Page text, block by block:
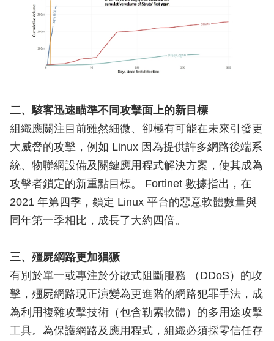
二、駭客迅速瞄準不同攻擊面上的新目標
組織應關注目前雖然細微、卻極有可能在未來引發更
大威脅的攻擊，例如 Linux 因為提供許多網路後端系
統、物聯網設備及關鍵應用程式解決方案，使其成為
攻擊者鎖定的新重點目標。 Fortinet 數據指出，在
2021 年第四季，鎖定 Linux 平台的惡意軟體數量與
同年第一季相比，成長了大約四倍。
三、殭屍網路更加猖獗
有別於單一或專注於分散式阻斷服務 （DDoS）的攻
擊，殭屍網路現正演變為更進階的網路犯罪手法，成
為利用複雜攻擊技術（包含勒索軟體）的多用途攻擊
工具。為保護網路及應用程式，組織必須採零信任存